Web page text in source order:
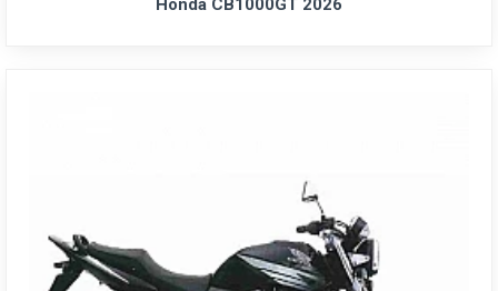
Honda CB1000GT 2026